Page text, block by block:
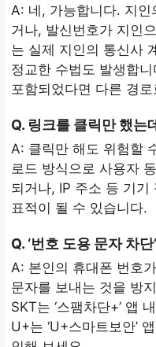
A: 네, 가능합니다. 지인
거나, 발신번호가 지인
는 실제 지인의 통신사
정교한 수법도 발생합
포함되었다면 다른 경
Q. 링크를 클릭만 했는
A: 클릭만 해도 위험할
로드 방식으로 사용자
되거나, IP 주소 등 기기
표적이 될 수 있습니다.
Q. ‘번호 도용 문자 차
A: 본인의 휴대폰 번호
문자를 보내는 것을 방
SKT는 ‘스팸차단+’ 앱
U+는 ‘U+스마트보안’